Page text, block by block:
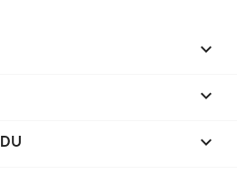


keyboard_arrow_down